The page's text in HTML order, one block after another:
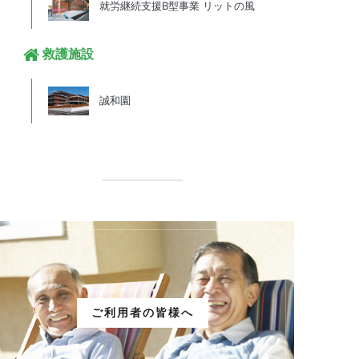
就労継続支援B型事業 リットの風
救護施設
誠和園
ご利用者の皆様へ